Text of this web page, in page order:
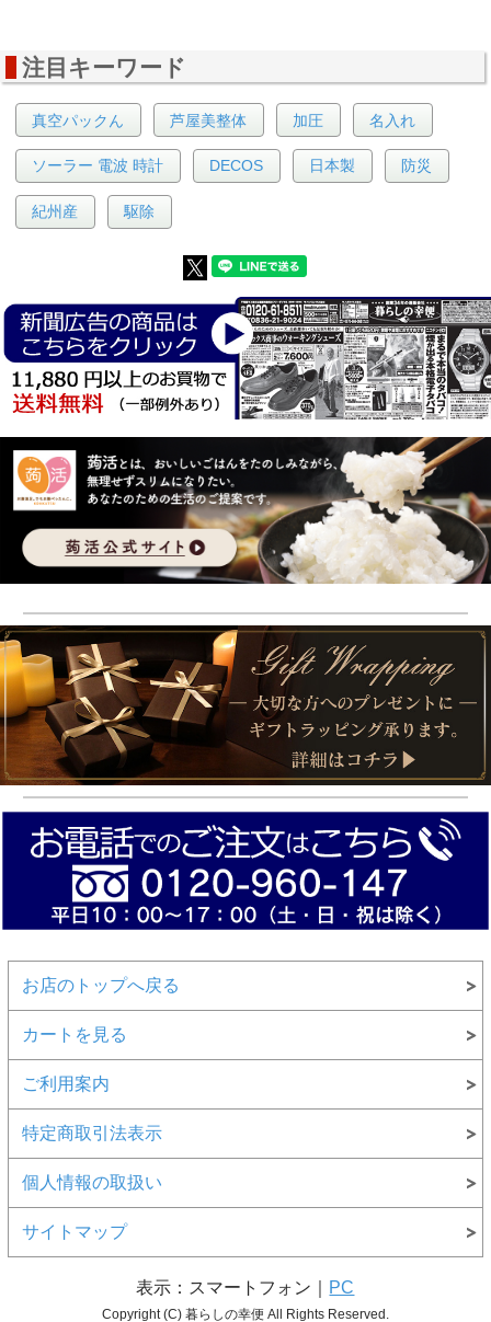
注目キーワード
真空パックん 芦屋美整体 加圧 名入れ
ソーラー 電波 時計 DECOS 日本製 防災
紀州産 駆除
お店のトップへ戻る
カートを見る
ご利用案内
特定商取引法表示
個人情報の取扱い
サイトマップ
表示：スマートフォン｜ PC
Copyright (C) 暮らしの幸便 All Rights Reserved.